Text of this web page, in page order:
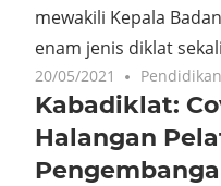
mewakili Kepala
enam jenis diklat
20/05/2021 Pendidikan
Kabadiklat:
Halangan